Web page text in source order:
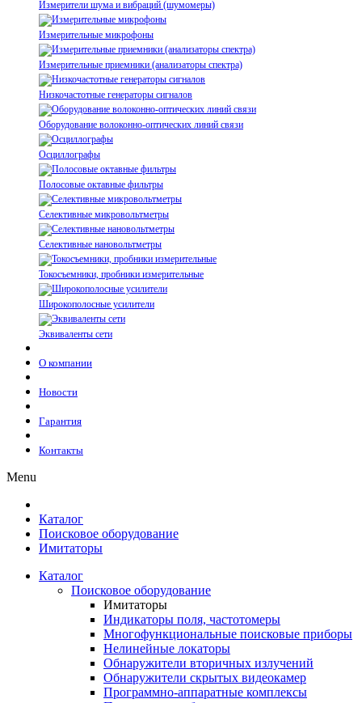
Измерители шума и вибраций (шумомеры)
Измерительные микрофоны
Измерительные приемники (анализаторы спектра)
Низкочастотные генераторы сигналов
Оборудование волоконно-оптических линий связи
Осциллографы
Полосовые октавные фильтры
Селективные микровольтметры
Селективные нановольтметры
Токосъемники, пробники измерительные
Широкополосные усилители
Эквиваленты сети
О компании
Новости
Гарантия
Контакты
Menu
Каталог
Поисковое оборудование
Имитаторы
Каталог
Поисковое оборудование
Имитаторы
Индикаторы поля, частотомеры
Многофункциональные поисковые приборы
Нелинейные локаторы
Обнаружители вторичных излучений
Обнаружители скрытых видеокамер
Программно-аппаратные комплексы